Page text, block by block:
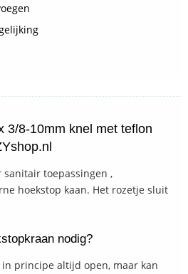
3/8-10mm knel met teflon
sanitair toepassingen ,
hoekstop kaan. Het rozetje sluit
nodig?
principe altijd open, maar kan